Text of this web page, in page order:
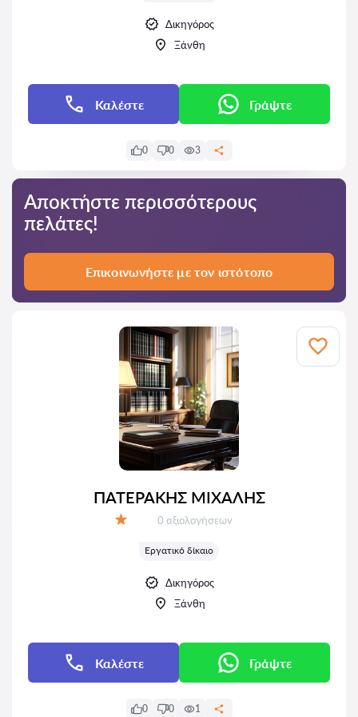
Δικηγόρος
Ξάνθη
Καλέστε Γράψτε
0 0 3
Αποκτήστε περισσότερους
πελάτες!
Επικοινωνήστε με τον ιστότοπο
ΠΑΤΕΡΑΚΗΣ ΜΙΧΑΛΗΣ
Αξιολογήσεις:
0 αξιολογήσεων
Εργατικό δίκαιο
Δικηγόρος
Ξάνθη
Καλέστε Γράψτε
0 0 1